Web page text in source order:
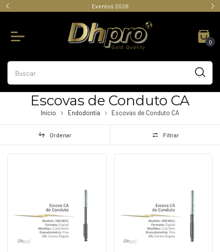
Eventos 2026
0
Escovas de Conduto CA
Início Endodontia Escovas de Conduto CA
Ordenar Filtrar